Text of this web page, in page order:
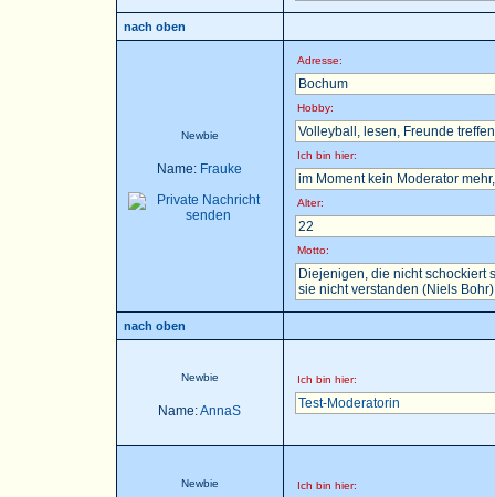
nach oben
Newbie
Name: Frauke
Adresse:
Bochum
Hobby:
Volleyball, lesen, Freunde
Ich bin hier:
im Moment kein Moderator
Alter:
22
Motto:
Diejenigen, die nicht schockiert
sie nicht verstanden (Niels Bohr)
nach oben
Newbie
Name:AnnaS
Ich bin hier:
Test-Moderatorin
Newbie Ich bin hier: